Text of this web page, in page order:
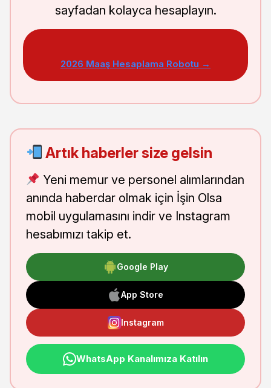
sayfadan kolayca hesaplayın.
2026 Maaş Hesaplama Robotu →
Artık haberler size gelsin
Yeni memur ve personel alımlarından
anında haberdar olmak için İşin Olsa
mobil uygulamasını indir ve Instagram
hesabımızı takip et.
Google Play
App Store
Instagram
WhatsApp Kanalımıza Katılın